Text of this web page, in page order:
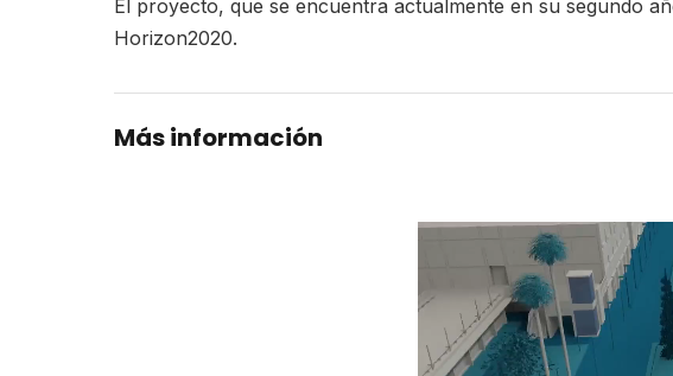
El proyecto, que se encuentra actualmente en su segundo
Horizon2020.
Más información